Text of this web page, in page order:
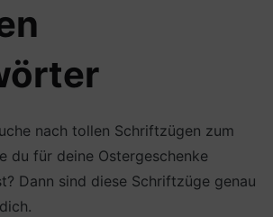
nach tollen Schriftzügen zum
du für deine Ostergeschenke
Dann sind diese Schriftzüge genau